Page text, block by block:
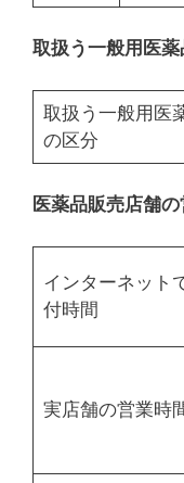
取扱う一般用医
取扱う一般用医
の区分
医薬品販売店舗
インターネット
付時間
実店舗の営業時